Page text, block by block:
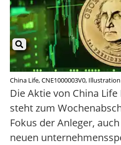
China Life, CNE1000003V0,
Die Aktie von China
steht zum
Fokus der Anleger,
neuen